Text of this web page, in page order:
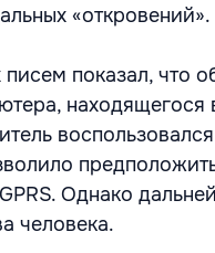
«откровений».
показал, что
Однако
человека.